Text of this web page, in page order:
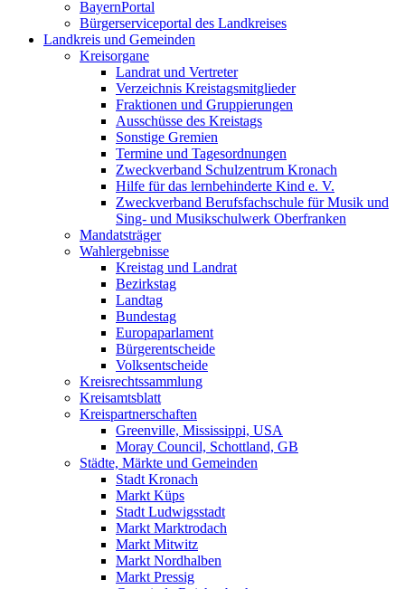
BayernPortal
Bürgerserviceportal des Landkreises
Landkreis und Gemeinden
Kreisorgane
Landrat und Vertreter
Verzeichnis Kreistagsmitglieder
Fraktionen und Gruppierungen
Ausschüsse des Kreistags
Sonstige Gremien
Termine und Tagesordnungen
Zweckverband Schulzentrum Kronach
Hilfe für das lernbehinderte Kind e. V.
Zweckverband Berufsfachschule für Musik und
Sing- und Musikschulwerk Oberfranken
Mandatsträger
Wahlergebnisse
Kreistag und Landrat
Bezirkstag
Landtag
Bundestag
Europaparlament
Bürgerentscheide
Volksentscheide
Kreisrechtssammlung
Kreisamtsblatt
Kreispartnerschaften
Greenville, Mississippi, USA
Moray Council, Schottland, GB
Städte, Märkte und Gemeinden
Stadt Kronach
Markt Küps
Stadt Ludwigsstadt
Markt Marktrodach
Markt Mitwitz
Markt Nordhalben
Markt Pressig